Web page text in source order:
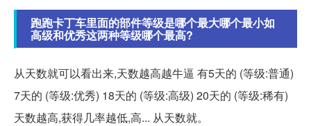
跑跑卡丁车里面的部件等级是哪个最大哪个最小如
高级和优秀这两种等级哪个最高?
从天数就可以看出来,天数越高越牛逼 有5天的 (等级:普通)
7天的 (等级:优秀) 18天的 (等级:高级) 20天的 (等级:稀有)
天数越高,获得几率越低,高... 从天数就。